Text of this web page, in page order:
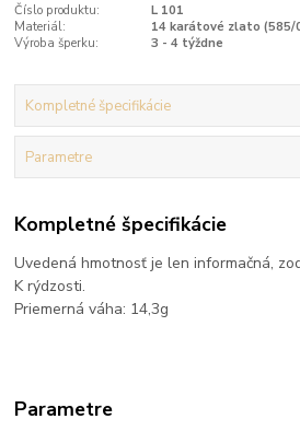
Číslo produktu:
L 101
Materiál:
14 karátové zlato (585/
Výroba šperku:
3 - 4 týždne
Kompletné špecifikácie
Parametre
Kompletné špecifikácie
Uvedená hmotnosť je len informačná,
K rýdzosti.
Priemerná váha: 14,3g
Parametre